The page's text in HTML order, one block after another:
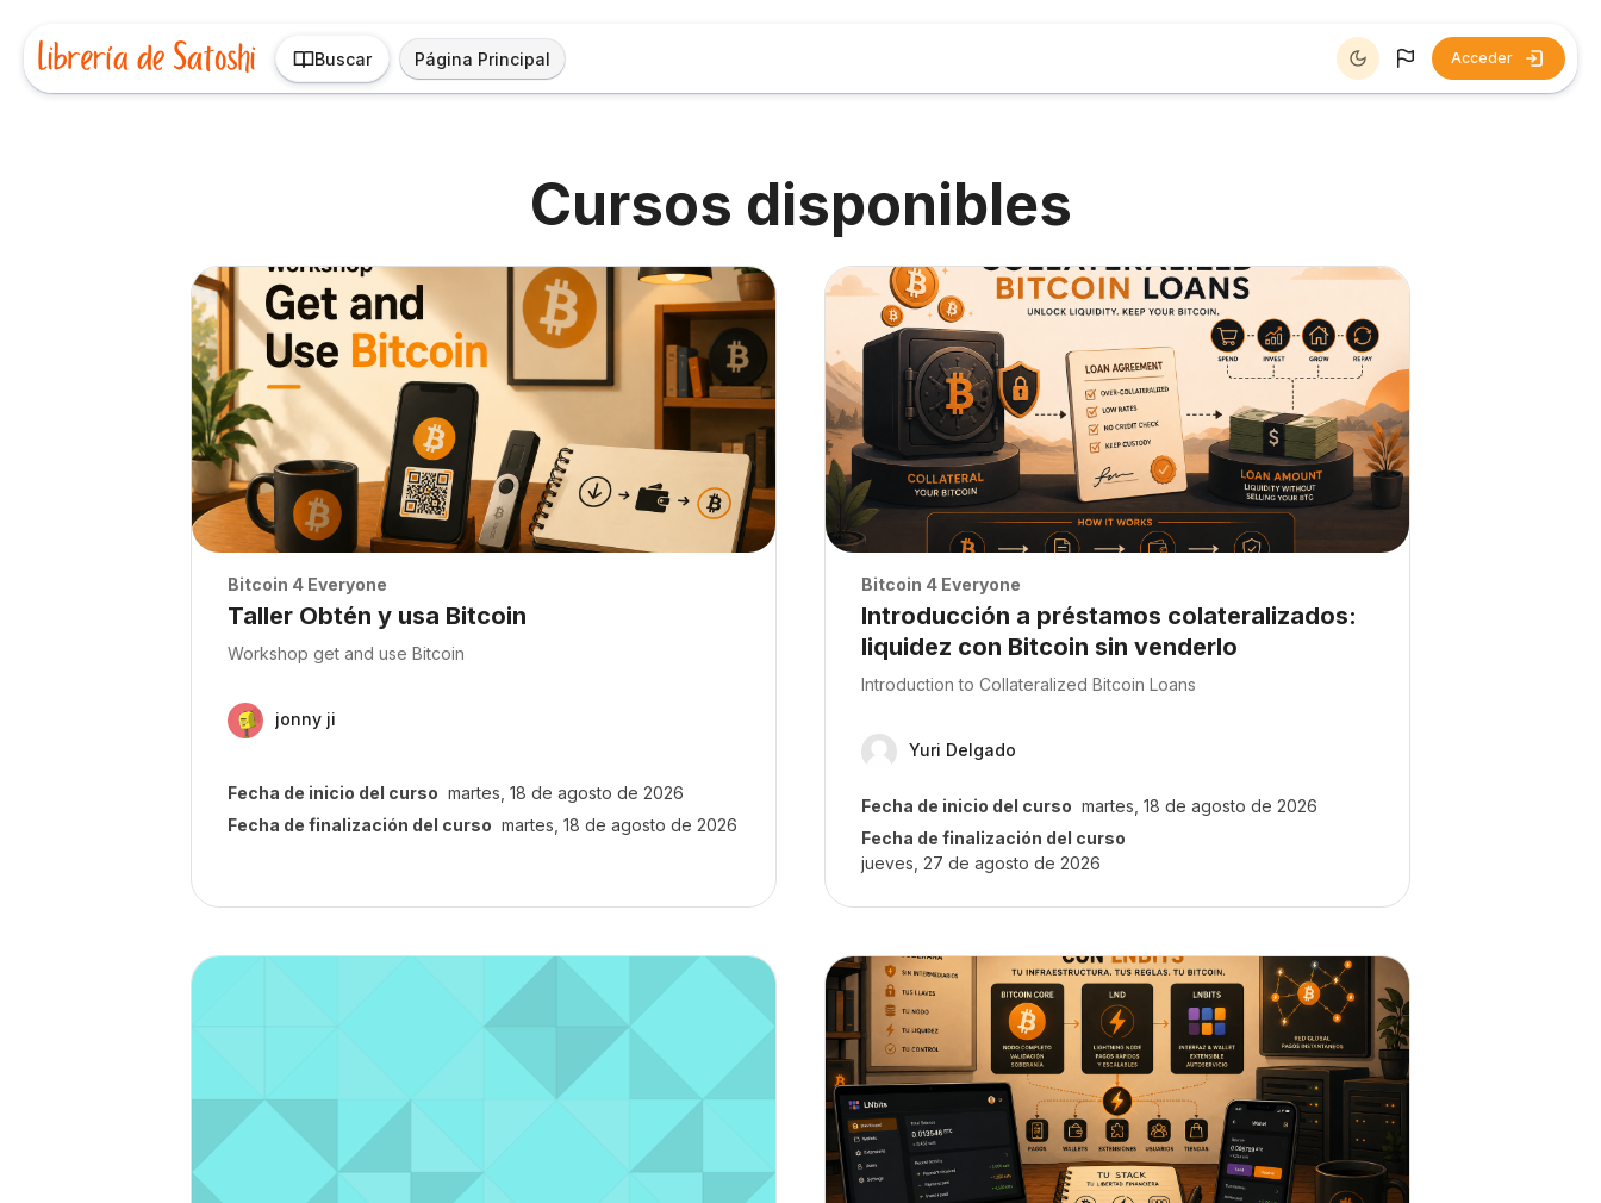
Buscar Página Principal Acceder
Cursos disponibles
Archivos del resumen del curso" Taller Obtén y usa Bitcoin
Archivos del resumen del curso
Bitcoin 4 Everyone
Nombre del curso
Taller Obtén y usa Bitcoin
Texto del resumen del curso:
Workshop get and use Bitcoin
jonny ji
Fecha de inicio del curso martes, 18 de agosto de 2026
Fecha de finalización del curso martes, 18 de agosto de 2026
Archivos del resumen del curso" Introducción a préstamos colateralizados: liquidez
Archivos del resumen del curso
Bitcoin 4 Everyone
Nombre del curso
Introducción a préstamos colateralizados:
liquidez con Bitcoin sin venderlo
Texto del resumen del curso:
Introduction to Collateralized Bitcoin Loans
Yuri Delgado
Fecha de inicio del curso martes, 18 de agosto de 2026
Fecha de finalización del curso
jueves, 27 de agosto de 2026
Archivos del resumen del curso" TEST COURSES BITCOIN 101 Archivos del resumen del curso" Bitcoin Core, LND y LNbits: De cero a